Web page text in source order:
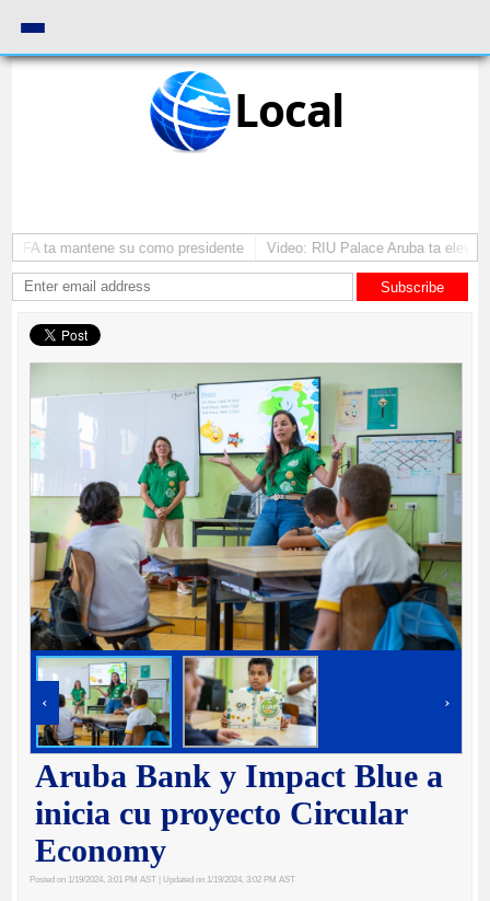
Local
ta mantene su como presidente Video: RIU Palace Aruba ta eleva
Subscribe
‹ ›
Aruba Bank y Impact Blue a
inicia cu proyecto Circular
Economy
Posted on 1/19/2024, 3:01 PM AST | Updated on 1/19/2024, 3:02 PM AST